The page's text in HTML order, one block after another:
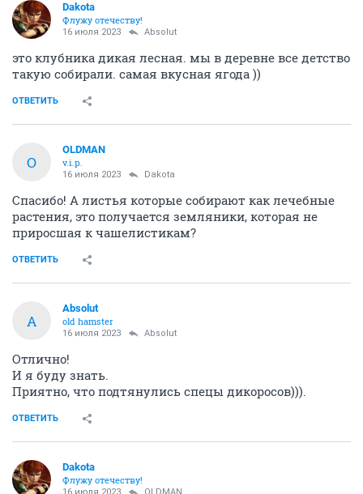
Dаkota
Флужу отечеству!
16 июля 2023 Absolut
это клубника дикая лесная. мы в деревне все детство
такую собирали. самая вкусная ягода ))
ОТВЕТИТЬ
O
OLDMAN
v.i.p.
16 июля 2023 Dаkota
Спасибо! А листья которые собирают как лечебные
растения, это получается земляники, которая не
приросшая к чашелистикам?
ОТВЕТИТЬ
A
Absolut
old hamster
16 июля 2023 Absolut
Отлично!
И я буду знать.
Приятно, что подтянулись спецы дикоросов))).
ОТВЕТИТЬ
Dаkota
Флужу отечеству!